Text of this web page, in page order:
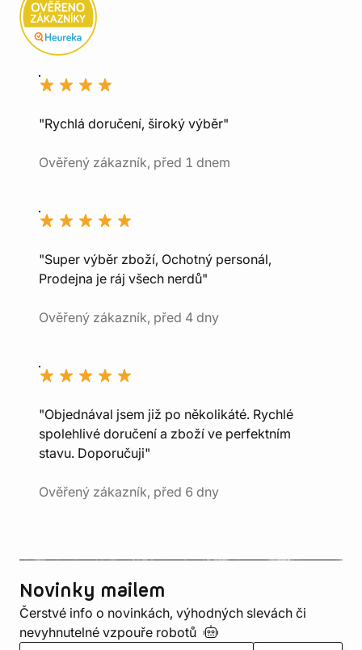
"Rychlá doručení, široký výběr"
Ověřený zákazník, před 1 dnem
"Super výběr zboží, Ochotný personál,
Prodejna je ráj všech nerdů"
Ověřený zákazník, před 4 dny
"Objednával jsem již po několikáté. Rychlé
spolehlivé doručení a zboží ve perfektním
stavu. Doporučuji"
Ověřený zákazník, před 6 dny
Novinky mailem
Čerstvé info o novinkách, výhodných slevách či
nevyhnutelné vzpouře robotů